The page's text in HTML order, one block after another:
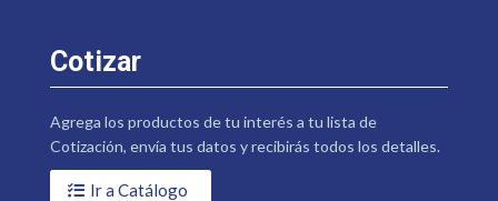
Cotizar
Agrega los productos de tu interés a tu lista de
Cotización, envía tus datos y recibirás todos los detalles.
Ir a Catálogo